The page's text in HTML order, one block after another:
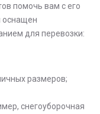
помочь вам с его
оснащен
для перевозки:
размеров;
снегоуборочная